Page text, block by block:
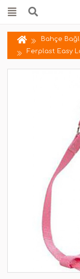
Bahçe
Ferplast Easy